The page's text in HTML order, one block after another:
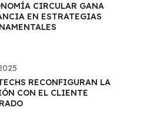
CIRCULAR GANA
EN ESTRATEGIAS
RECONFIGURAN LA
CON EL CLIENTE